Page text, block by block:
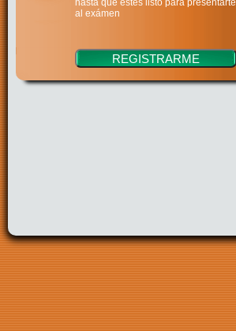
hasta que estés listo para presentarte
al exámen